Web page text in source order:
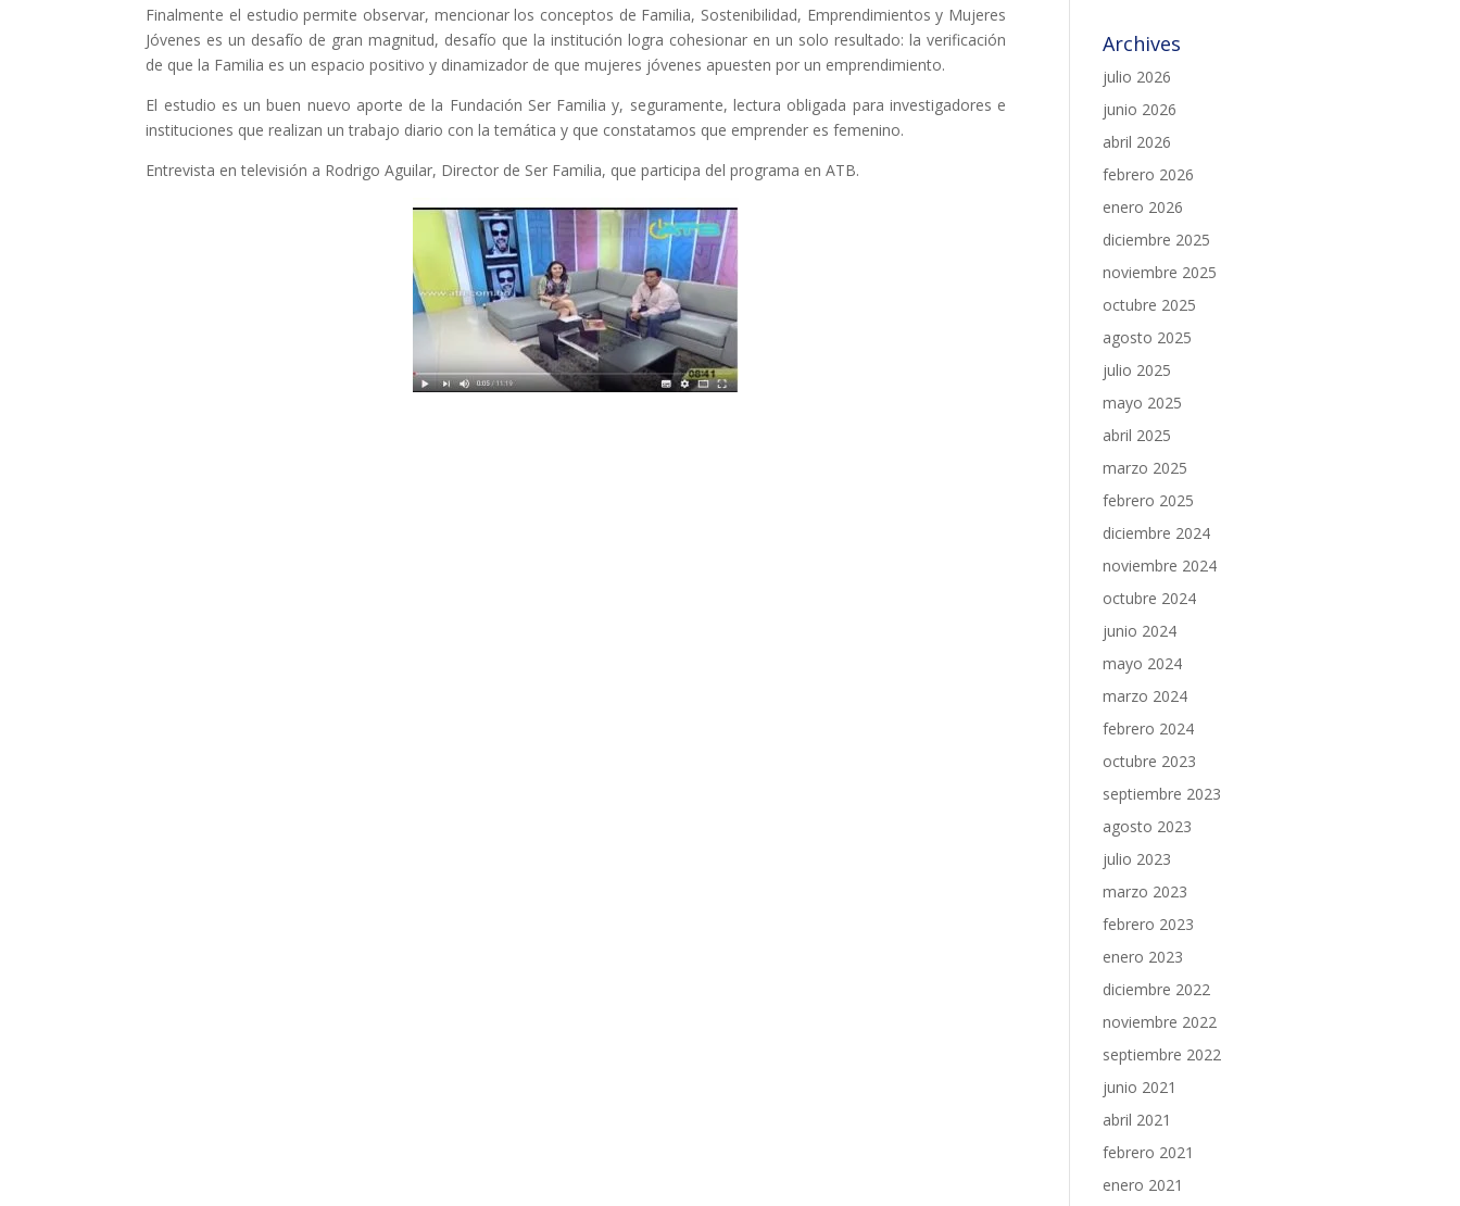
Finalmente el estudio permite observar, mencionar los conceptos de Familia, Sostenibilidad, Emprendimientos y Mujeres
Jóvenes es un desafío de gran magnitud, desafío que la institución logra cohesionar en un solo resultado: la verificación
de que la Familia es un espacio positivo y dinamizador de que mujeres jóvenes apuesten por un emprendimiento.
El estudio es un buen nuevo aporte de la Fundación Ser Familia y, seguramente, lectura obligada para investigadores e
instituciones que realizan un trabajo diario con la temática y que constatamos que emprender es femenino.
Entrevista en televisión a Rodrigo Aguilar, Director de Ser Familia, que participa del programa en ATB.
Archives
julio 2026
junio 2026
abril 2026
febrero 2026
enero 2026
diciembre 2025
noviembre 2025
octubre 2025
agosto 2025
julio 2025
mayo 2025
abril 2025
marzo 2025
febrero 2025
diciembre 2024
noviembre 2024
octubre 2024
junio 2024
mayo 2024
marzo 2024
febrero 2024
octubre 2023
septiembre 2023
agosto 2023
julio 2023
marzo 2023
febrero 2023
enero 2023
diciembre 2022
noviembre 2022
septiembre 2022
junio 2021
abril 2021
febrero 2021
enero 2021